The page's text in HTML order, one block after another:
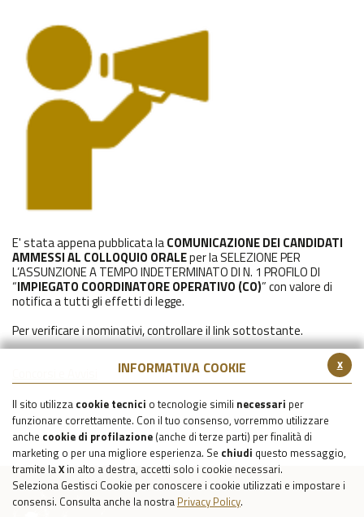
x
INFORMATIVA COOKIE
Il sito utilizza cookie tecnici o tecnologie simili necessari per
funzionare correttamente. Con il tuo consenso, vorremmo utilizzare
anche cookie di profilazione (anche di terze parti) per finalità di
marketing o per una migliore esperienza. Se chiudi questo messaggio,
tramite laX in alto a destra, accetti solo i cookie necessari.
Seleziona Gestisci Cookie per conoscere i cookie utilizzati e impostare i
consensi. Consulta anche la nostra Privacy Policy.
E' stata appena pubblicata laCOMUNICAZIONE DEI CANDIDATI
AMMESSI AL COLLOQUIO ORALEper la SELEZIONE PER
L’ASSUNZIONE A TEMPO INDETERMINATO DI N. 1 PROFILO DI
“IMPIEGATO COORDINATORE OPERATIVO (CO)” con valore di
notifica a tutti gli effetti di legge.
Per verificare i nominativi, controllare il link sottostante.